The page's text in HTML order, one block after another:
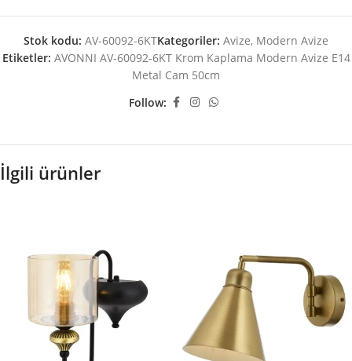
Stok kodu: AV-60092-6KTKategoriler: Avize, Modern Avize
Etiketler: AVONNI AV-60092-6KT Krom Kaplama Modern Avize E14
Metal Cam 50cm
Follow:
İlgili ürünler